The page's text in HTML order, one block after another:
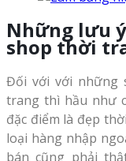
Những lưu
shop thời
Đối với với những
trang thì hầu như
đặc điểm là đẹp
loại hàng nhập
bán cũng phải